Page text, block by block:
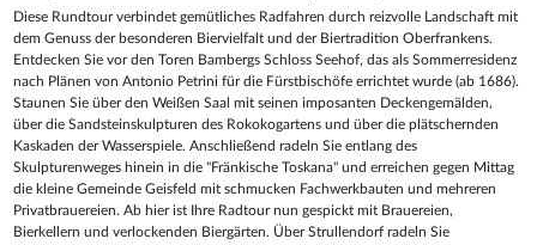
Diese Rundtour verbindet gemütliches Radfahren durch reizvolle Landschaft mit
dem Genuss der besonderen Biervielfalt und der Biertradition Oberfrankens.
Entdecken Sie vor den Toren Bambergs Schloss Seehof, das als Sommerresidenz
nach Plänen von Antonio Petrini für die Fürstbischöfe errichtet wurde (ab 1686).
Staunen Sie über den Weißen Saal mit seinen imposanten Deckengemälden,
über die Sandsteinskulpturen des Rokokogartens und über die plätschernden
Kaskaden der Wasserspiele. Anschließend radeln Sie entlang des
Skulpturenweges hinein in die "Fränkische Toskana" und erreichen gegen Mittag
die kleine Gemeinde Geisfeld mit schmucken Fachwerkbauten und mehreren
Privatbrauereien. Ab hier ist Ihre Radtour nun gespickt mit Brauereien,
Bierkellern und verlockenden Biergärten. Über Strullendorf radeln Sie